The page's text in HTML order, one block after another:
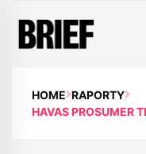
HOME RAPORTY
HAVAS PROSUMER